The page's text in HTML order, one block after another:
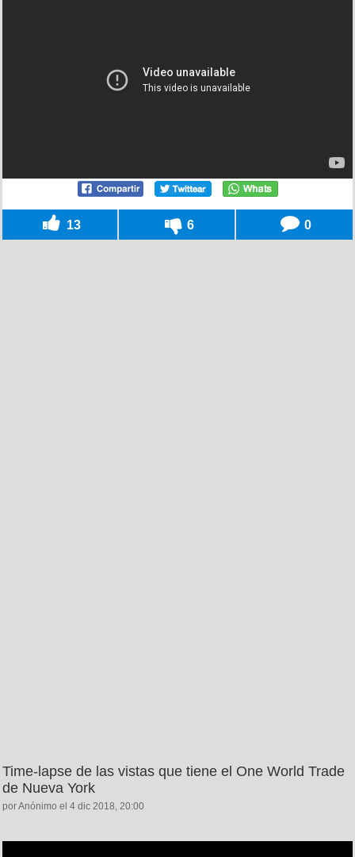
13 6 0
Time-lapse de las vistas que tiene el One World Trade
de Nueva York
por Anónimo el 4 dic 2018, 20:00